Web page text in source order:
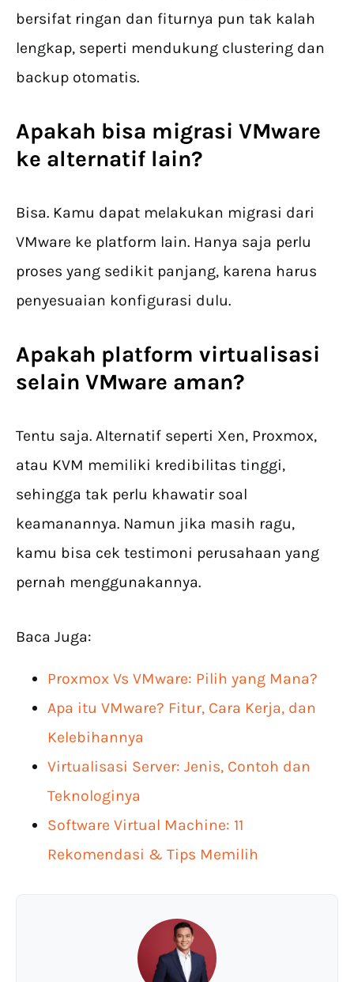
bersifat ringan dan fiturnya pun tak kalah
lengkap, seperti mendukung clustering dan
backup otomatis.
Apakah bisa migrasi VMware
ke alternatif lain?
Bisa. Kamu dapat melakukan migrasi dari
VMware ke platform lain. Hanya saja perlu
proses yang sedikit panjang, karena harus
penyesuaian konfigurasi dulu.
Apakah platform virtualisasi
selain VMware aman?
Tentu saja. Alternatif seperti Xen, Proxmox,
atau KVM memiliki kredibilitas tinggi,
sehingga tak perlu khawatir soal
keamanannya. Namun jika masih ragu,
kamu bisa cek testimoni perusahaan yang
pernah menggunakannya.
Baca Juga:
Proxmox Vs VMware: Pilih yang Mana?
Apa itu VMware? Fitur, Cara Kerja, dan
Kelebihannya
Virtualisasi Server: Jenis, Contoh dan
Teknologinya
Software Virtual Machine: 11
Rekomendasi & Tips Memilih